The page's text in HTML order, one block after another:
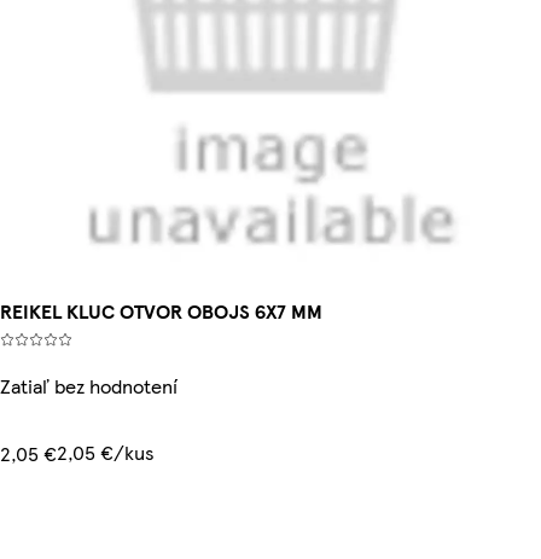
REIKEL KLUC OTVOR OBOJS 6X7 MM
Zatiaľ bez hodnotení
2,05 €2,05 €/kus